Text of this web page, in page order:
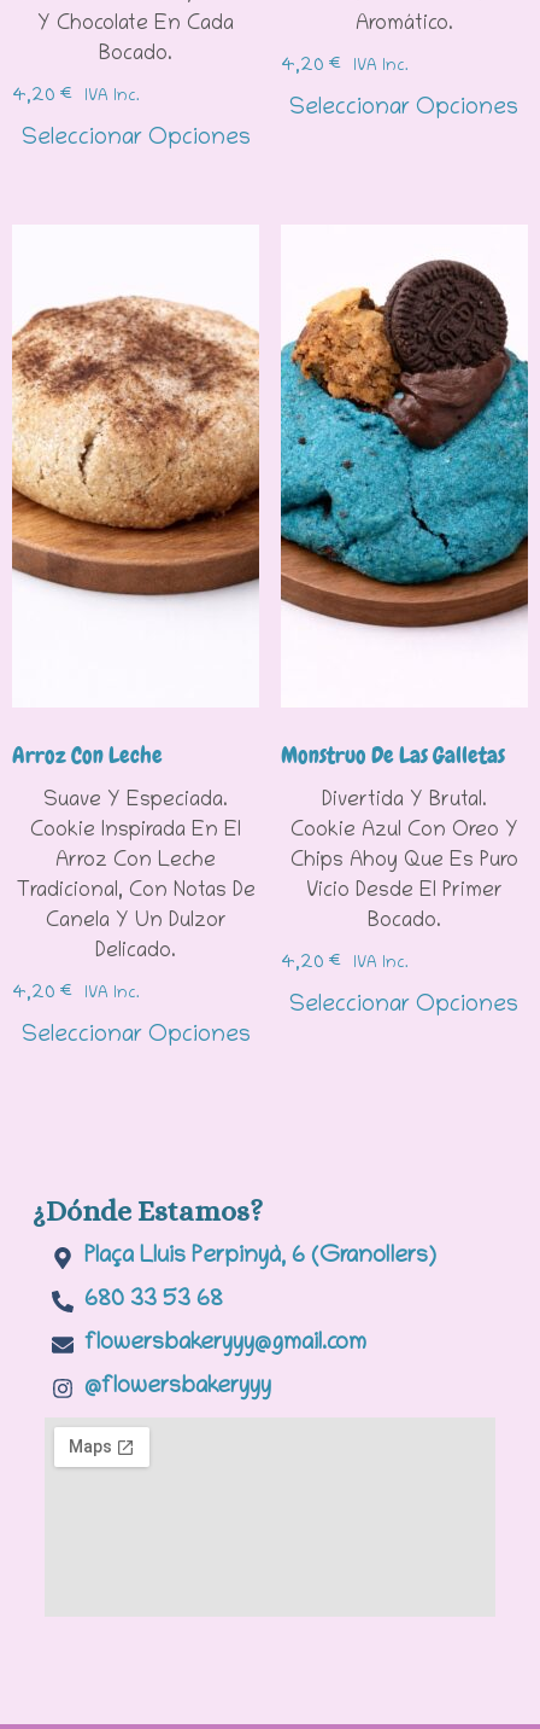
Y Chocolate En Cada
Bocado.
4,20 € IVA Inc.
Seleccionar Opciones
Aromático.
4,20 € IVA Inc.
Seleccionar Opciones
Arroz Con Leche
Suave Y Especiada.
Cookie Inspirada En El
Arroz Con Leche
Tradicional, Con Notas De
Canela Y Un Dulzor
Delicado.
4,20 € IVA Inc.
Seleccionar Opciones
Monstruo De Las Galletas
Divertida Y Brutal.
Cookie Azul Con Oreo Y
Chips Ahoy Que Es Puro
Vicio Desde El Primer
Bocado.
4,20 € IVA Inc.
Seleccionar Opciones
¿Dónde Estamos?
Plaça Lluis Perpinyà, 6 (Granollers)
680 33 53 68
flowersbakeryyy@gmail.com
@flowersbakeryyy